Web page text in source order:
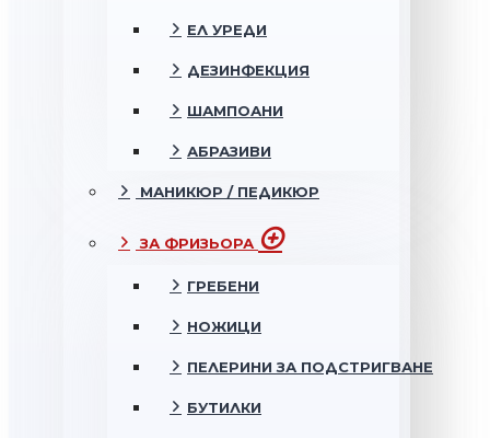
ЕЛ УРЕДИ
ДЕЗИНФЕКЦИЯ
ШАМПОАНИ
АБРАЗИВИ
МАНИКЮР / ПЕДИКЮР
ЗА ФРИЗЬОРА
ГРЕБЕНИ
НОЖИЦИ
ПЕЛЕРИНИ ЗА ПОДСТРИГВАНЕ
БУТИЛКИ